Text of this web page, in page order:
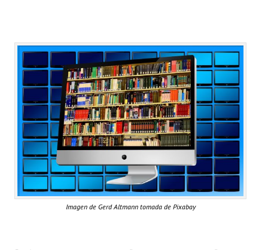
Imagen de Gerd Altmann tomada de Pixabay